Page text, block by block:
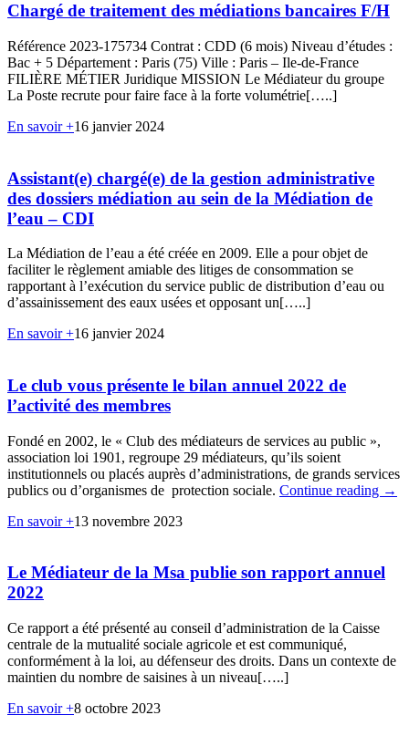
Chargé de traitement des médiations bancaires F/H
Référence 2023-175734 Contrat : CDD (6 mois) Niveau d’études :
Bac + 5 Département : Paris (75) Ville : Paris – Ile-de-France
FILIÈRE MÉTIER Juridique MISSION Le Médiateur du groupe
La Poste recrute pour faire face à la forte volumétrie[…..]
En savoir +16 janvier 2024
Assistant(e) chargé(e) de la gestion administrative
des dossiers médiation au sein de la Médiation de
l’eau – CDI
La Médiation de l’eau a été créée en 2009. Elle a pour objet de
faciliter le règlement amiable des litiges de consommation se
rapportant à l’exécution du service public de distribution d’eau ou
d’assainissement des eaux usées et opposant un[…..]
En savoir +16 janvier 2024
Le club vous présente le bilan annuel 2022 de
l’activité des membres
Fondé en 2002, le « Club des médiateurs de services au public »,
association loi 1901, regroupe 29 médiateurs, qu’ils soient
institutionnels ou placés auprès d’administrations, de grands services
publics ou d’organismes de protection sociale. Continue reading →
En savoir +13 novembre 2023
Le Médiateur de la Msa publie son rapport annuel
2022
Ce rapport a été présenté au conseil d’administration de la Caisse
centrale de la mutualité sociale agricole et est communiqué,
conformément à la loi, au défenseur des droits. Dans un contexte de
maintien du nombre de saisines à un niveau[…..]
En savoir +8 octobre 2023